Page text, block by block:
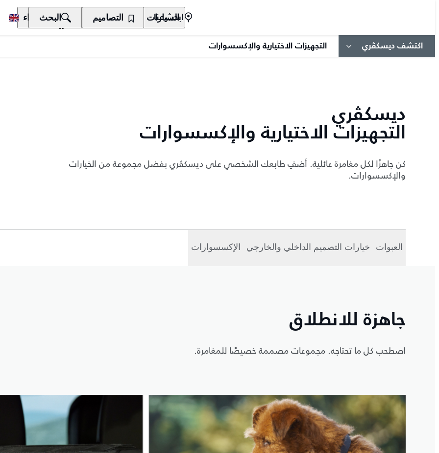
السيارات المالكون الاكتشاف الشراء ابحث عنا التصاميم البحث
اكتشف ديسكڤري التجهيزات الاختيارية والإكسسوارات
ديسكڤري
التجهيزات الاختيارية والإكسسوارات
كن جاهزًا لكل مغامرة عائلية. أضفِ طابعك الشخصي على ديسكڤري بفضل مجموعة من الخيارات
والإكسسوارات.
العبوات خيارات التصميم الداخلي والخارجي الإكسسوارات
جاهزة للانطلاق
اصطحب كل ما تحتاجه. مجموعات مصممة خصيصًا للمغامرة.